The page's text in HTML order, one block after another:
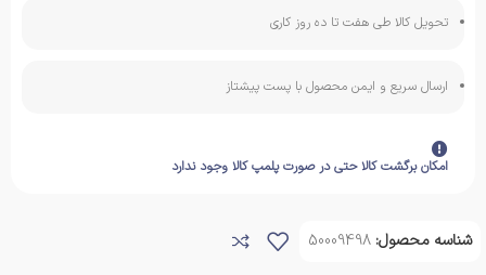
تحویل کالا طی هفت تا ده روز کاری
ارسال سریع و ایمن محصول با پست پیشتاز
امکان برگشت کالا حتی در صورت پلمپ کالا وجود ندارد
شناسه محصول: 50009498